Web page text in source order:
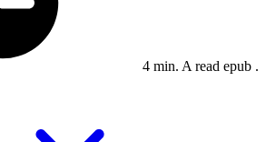
4 min. A read epub .